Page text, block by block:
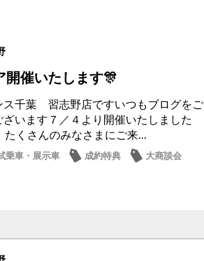
開催いたします🎊
ス千葉 習志野店ですいつもブログをご
います７／４より開催いたしました
たくさんのみなさまにご来...
乗車・展示車 成約特典
大商談会